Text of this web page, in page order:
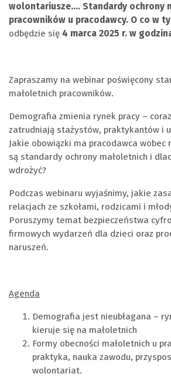
wolontariusze…. Standardy ochrony
pracowników u pracodawcy. O co w
odbędzie się 4 marca 2025 r. w
Zapraszamy na webinar poświęcony
małoletnich pracowników.
Demografia zmienia rynek pracy –
zatrudniają stażystów, praktykantów i
Jakie obowiązki ma pracodawca wobec
są standardy ochrony małoletnich i
wdrożyć?
Podczas webinaru wyjaśnimy, jakie
relacjach ze szkołami, rodzicami i
Poruszymy temat bezpieczeństwa
firmowych wydarzeń dla dzieci oraz
naruszeń.
Agenda
Demografia jest nieubłagana –
kieruje się na małoletnich
Formy obecności małoletnich u
praktyka, nauka zawodu,
wolontariat.